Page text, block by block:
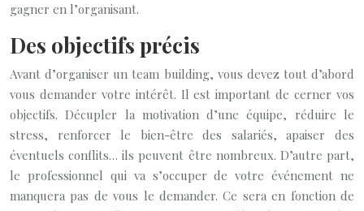
gagner en l’organisant.
Des objectifs précis
Avant d’organiser un team building, vous devez tout d’abord
vous demander votre intérêt. Il est important de cerner vos
objectifs. Décupler la motivation d’une équipe, réduire le
stress, renforcer le bien-être des salariés, apaiser des
éventuels conflits… ils peuvent être nombreux. D’autre part,
le professionnel qui va s’occuper de votre événement ne
manquera pas de vous le demander. Ce sera en fonction de